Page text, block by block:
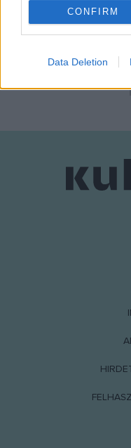
I want to allow
related to
related to
I want to allow
CONFIRM
Data Deletion
CD LEMEZ MOLNÁR